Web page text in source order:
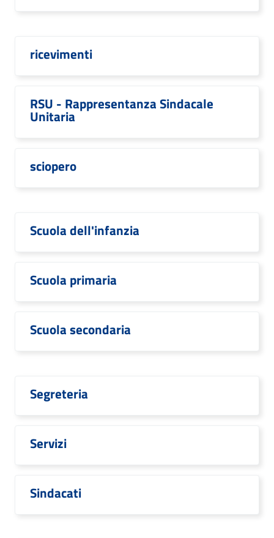
ricevimenti
RSU - Rappresentanza Sindacale
Unitaria
sciopero
Scuola dell'infanzia
Scuola primaria
Scuola secondaria
Segreteria
Servizi
Sindacati